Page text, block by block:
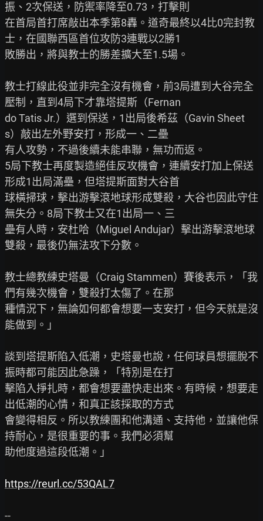
振、2次保送，防禦率降至0.73，打擊則
在首局首打席敲出本季第8轟。道奇最終以4比0完封教
士，在國聯西區首位攻防3連戰以2勝1
敗勝出，將與教士的勝差擴大至1.5場。
教士打線此役並非完全沒有機會，前3局遭到大谷完全
壓制，直到4局下才靠塔提斯（Fernan
do Tatis Jr.）選到保送，1出局後希茲（Gavin Sheet
s）敲出左外野安打，形成一、二壘
有人攻勢，不過後續未能串聯，無功而返。
5局下教士再度製造絕佳反攻機會，連續安打加上保送
形成1出局滿壘，但塔提斯面對大谷首
球橫掃球，擊出游擊滾地球形成雙殺，大谷也因此守住
無失分。8局下教士又在1出局一、三
壘有人時，安杜哈（Miguel Andujar）擊出游擊滾地球
雙殺，最後仍無法攻下分數。
教士總教練史塔曼（Craig Stammen）賽後表示，「我
們有幾次機會，雙殺打太傷了。在那
種情況下，無論如何都會想要一支安打，但今天就是沒
能做到。」
談到塔提斯陷入低潮，史塔曼也說，任何球員想擺脫不
振時都可能因此急躁，「特別是在打
擊陷入掙扎時，都會想要盡快走出來。有時候，想要走
出低潮的心情，和真正該採取的方式
會變得相反。所以教練團和他溝通、支持他，並讓他保
持耐心，是很重要的事。我們必須幫
助他度過這段低潮。」
https://reurl.cc/53QAL7